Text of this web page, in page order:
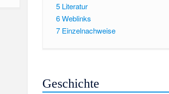
5 Literatur
6Weblinks
7 Einzelnachweise
Geschichte